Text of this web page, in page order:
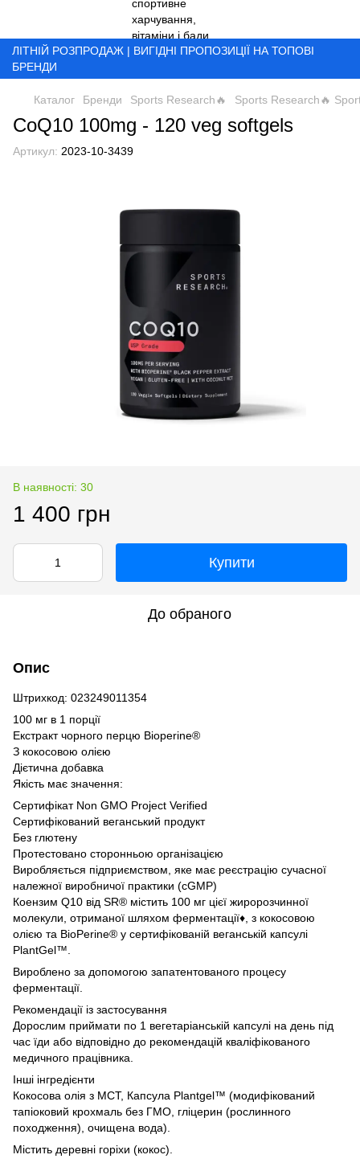
ЛІТНІЙ РОЗПРОДАЖ | ВИГІДНІ ПРОПОЗИЦІЇ НА ТОПОВІ
БРЕНДИ
Каталог Бренди Sports Research🔥 Sports Research🔥
CoQ10 100mg - 120 veg softgels
Артикул: 2023-10-3439
В наявності: 30
1 400 грн
Купити
До обраного
Опис
Штрихкод: 023249011354
100 мг в 1 порції
Екстракт чорного перцю Bioperine®
З кокосовою олією
Дієтична добавка
Якість має значення:
Сертифікат Non GMO Project Verified
Сертифікований веганський продукт
Без глютену
Протестовано сторонньою організацією
Виробляється підприємством, яке має реєстрацію сучасної
належної виробничої практики (cGMP)
Коензим Q10 від SR® містить 100 мг цієї жиророзчинної
молекули, отриманої шляхом ферментації♦, з кокосовою
олією та BioPerine® у сертифікованій веганській капсулі
PlantGel™.
Вироблено за допомогою запатентованого процесу
ферментації.
Рекомендації із застосування
Дорослим приймати по 1 вегетаріанській капсулі на день під
час їди або відповідно до рекомендацій кваліфікованого
медичного працівника.
Інші інгредієнти
Кокосова олія з МСТ, Капсула Plantgel™ (модифікований
тапіоковий крохмаль без ГМО, гліцерин (рослинного
походження), очищена вода).
Містить деревні горіхи (кокос).